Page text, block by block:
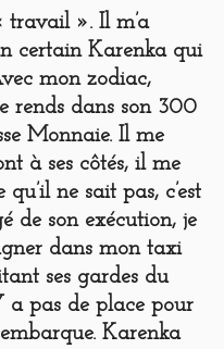
travail ». Il m’a
certain Karenka qui
mon zodiac,
rends dans son 300
Monnaie. Il me
à ses côtés, il me
ne sait pas, c’est
de son exécution, je
dans mon taxi
ses gardes du
a pas de place pour
Karenka